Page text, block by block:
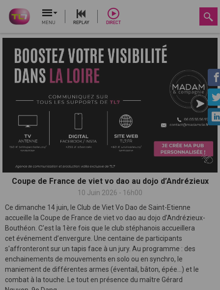
MENU REPLAY DIRECT
Coupe de France de viet vo dao au dojo d’Andrézieux
10 Juin 2026 - 16h00
Ce dimanche 14 juin, le Club de Viet Vo Dao de Saint-Etienne
accueille la Coupe de France de viet vo dao au dojo d’Andrézieux-
Bouthéon. C'est la 1ère fois que le club stéphanois accueillera
cet événement d’envergure. Une centaine de participants
s'affronteront sur un tapis face à un jury. Au programme : des
enchainements de mouvements en solo ou en synchro, le
maniement de différentes armes (éventail, bâton, épée...) et le
combat à la touche. Le tout en présence du maître Gérard